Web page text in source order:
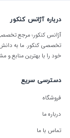
درباره آژانس کنکور
آژانس کنکور؛ مرجع
تخصصی کنکور. ما به
خود را با بهترین منابع و
دسترسی سریع
فروشگاه
درباره ما
تماس با ما